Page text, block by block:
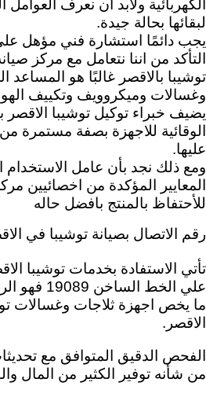
الكهربائية ولابد ان نعرف
لبقائها بحالة
يجب دائمًا استشارة فني مؤهل
التأكد من اننا نتعامل مع مركز
توشيبا بالاقصر غالبًا هو المساعد
وغسالات وميكروويف وتكييف
يضيف خبراء توكيل توشيبا الاقصر
الوقائية للاجهزة بصفة مستمرة
عليها.
ومع ذلك نجد بأن عامل
المعايير المؤكدة من اخصائيين
للأحتفاظ بالمنتج بافضل حاله
رقم الاتصال بصيانة توشيبا في
تأتي الاستفادة بخدمات توشيبا
علي الخط
ما يخص اجهزة ثلاجات وغسالات
الاقصر.
الفحص الدقيق المتوافق مع
من شأنه توفير الكثير من المال